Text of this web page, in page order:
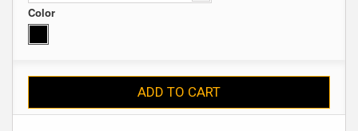
Color
ADD TO CART